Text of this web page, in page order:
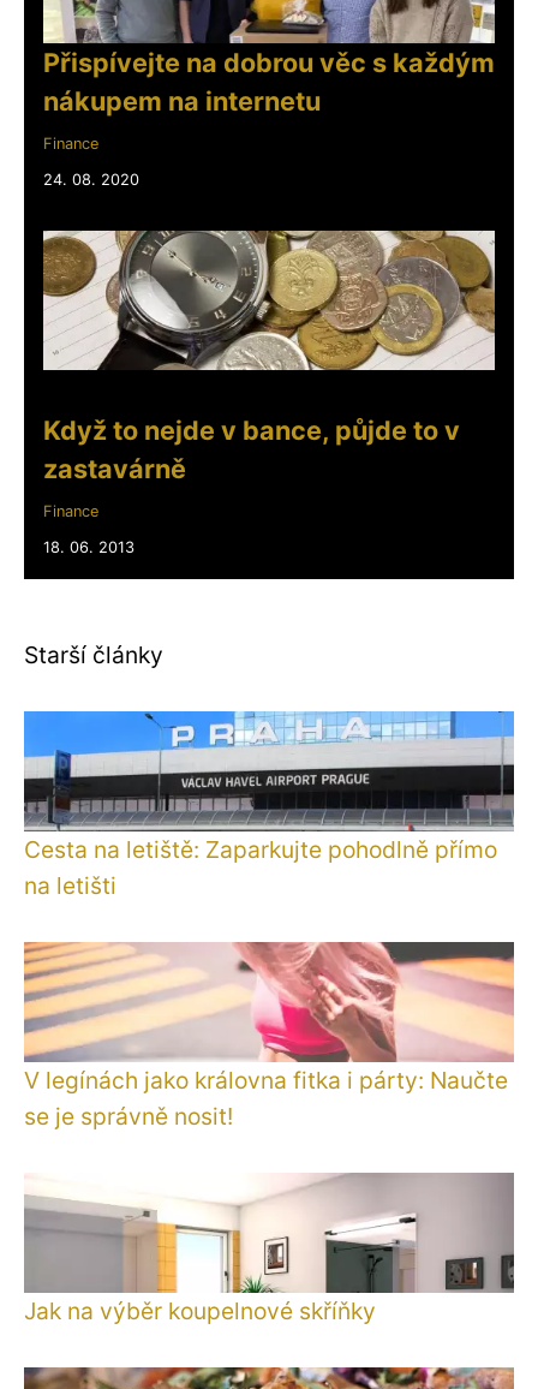
Přispívejte na dobrou věc s každým
nákupem na internetu
Finance
24. 08. 2020
Když to nejde v bance, půjde to v
zastavárně
Finance
18. 06. 2013
Starší články
Cesta na letiště: Zaparkujte pohodlně přímo
na letišti
V legínách jako královna fitka i párty: Naučte
se je správně nosit!
Jak na výběr koupelnové skříňky